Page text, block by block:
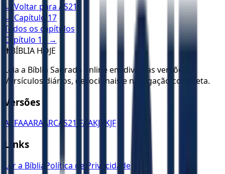
← Voltar para AS21
← Capítulo 17
Todos os capítulos
Capítulo 19
→
✝️ BÍBLIA HOJE
Leia a Bíblia Sagrada online em diversas versões.
Versículos diários, devocionais e navegação completa.
Versões
ACFAAARA ARCAS21 JFAAKJA KJF
Links
Ler a Bíblia Política de Privacidade